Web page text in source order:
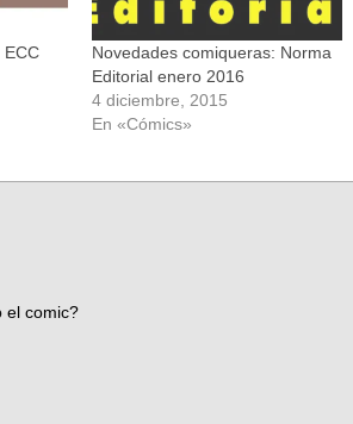
ECC
Novedades comiqueras: Norma
Editorial enero 2016
4 diciembre, 2015
En «Cómics»
el comic?